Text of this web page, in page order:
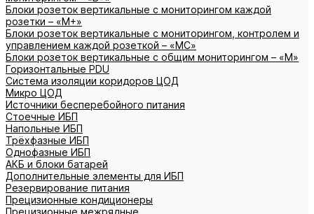
Блоки розеток вертикальные с мониторингом каждой
розетки – «М+»
Блоки розеток вертикальные с мониторингом, контролем и
управлением каждой розеткой – «МС»
Блоки розеток вертикальные с общим мониторингом – «М»
Горизонтальные PDU
Система изоляции коридоров ЦОД
Микро ЦОД
Источники бесперебойного питания
Стоечные ИБП
Напольные ИБП
Трёхфазные ИБП
Однофазные ИБП
АКБ и блоки батарей
Дополнительные элементы для ИБП
Резервирование питания
Прецизионные кондиционеры
Прецизионные межрядные